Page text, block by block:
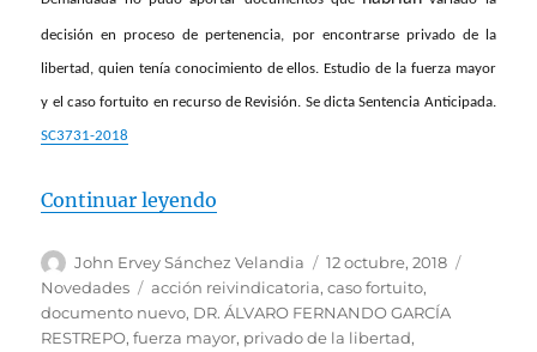
decisión en proceso de pertenencia, por encontrarse privado de la
libertad, quien tenía conocimiento de ellos. Estudio de la fuerza mayor
y el caso fortuito en recurso de Revisión. Se dicta Sentencia Anticipada.
SC3731-2018
Continuar leyendo
Autor
John Ervey Sánchez Velandia
Publicado
el
12 octubre, 2018
Novedades
Etiquetas
acción reivindicatoria,caso fortuito,
documento nuevo, DR. ÁLVARO FERNANDO GARCÍA
RESTREPO,fuerza mayor, privado de la libertad,